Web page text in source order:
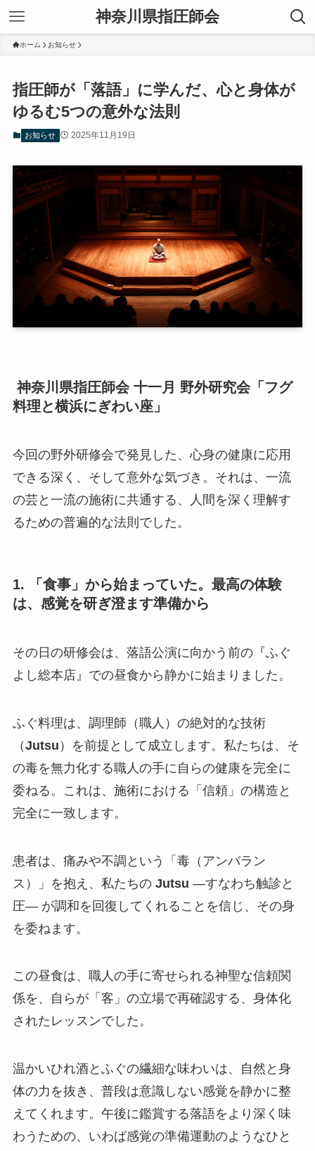
神奈川県指圧師会
ホーム お知らせ
指圧師が「落語」に学んだ、心と身体が
ゆるむ5つの意外な法則
お知らせ 2025年11月19日
神奈川県指圧師会 十一月 野外研究会「フグ
料理と横浜にぎわい座」
今回の野外研修会で発見した、心身の健康に応用
できる深く、そして意外な気づき。それは、一流
の芸と一流の施術に共通する、人間を深く理解す
るための普遍的な法則でした。
1. 「食事」から始まっていた。最高の体験
は、感覚を研ぎ澄ます準備から
その日の研修会は、落語公演に向かう前の『ふぐ
よし総本店』での昼食から静かに始まりました。
ふぐ料理は、調理師（職人）の絶対的な技術
（Jutsu ）を前提として成立します。私たちは、そ
の毒を無力化する職人の手に自らの健康を完全に
委ねる。これは、施術における「信頼」の構造と
完全に一致します。
患者は、痛みや不調という「毒（アンバラン
ス）」を抱え、私たちの Jutsu —すなわち触診と
圧— が調和を回復してくれることを信じ、その身
を委ねます。
この昼食は、職人の手に寄せられる神聖な信頼関
係を、自らが「客」の立場で再確認する、身体化
されたレッスンでした。
温かいひれ酒とふぐの繊細な味わいは、自然と身
体の力を抜き、普段は意識しない感覚を静かに整
えてくれます。午後に鑑賞する落語をより深く味
わうための、いわば感覚の準備運動のようなひと